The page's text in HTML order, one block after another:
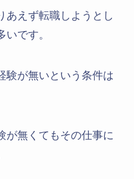
あえず転職しようとし
です。
験が無いという条件は
が無くてもその仕事に